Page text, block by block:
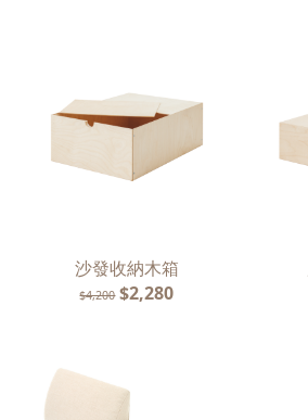
沙發收納木箱
$4,200 $2,280